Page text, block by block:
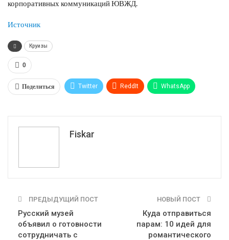
корпоративных коммуникаций ЮВЖД.
Источник
Круизы
0
Поделиться Twitter ReddIt WhatsApp
Fiskar
ПРЕДЫДУЩИЙ ПОСТ
Русский музей
объявил о готовности
сотрудничать с
НОВЫЙ ПОСТ
Куда отправиться
парам: 10 идей для
романтического